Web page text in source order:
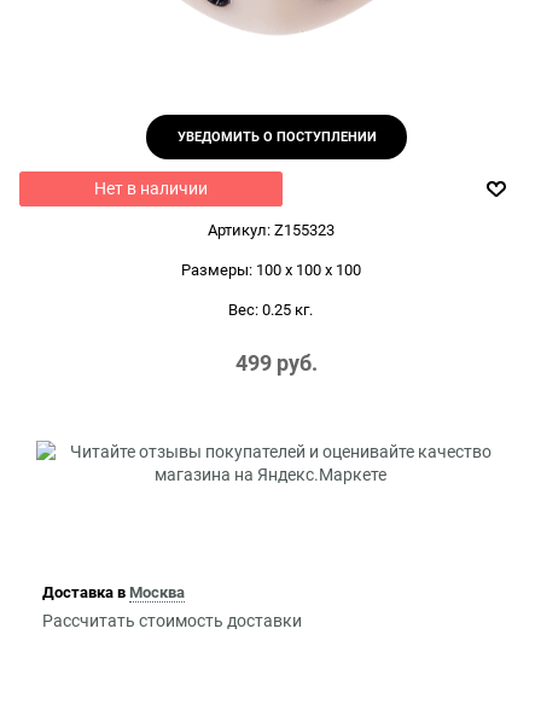
УВЕДОМИТЬ О ПОСТУПЛЕНИИ
Нет в наличии
Артикул: Z155323
Размеры: 100 x 100 x 100
Вес: 0.25 кг.
499 руб.
Доставка в Москва
Рассчитать стоимость доставки